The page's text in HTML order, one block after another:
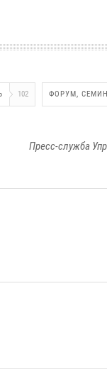
102 ФОРУМ,
Пресс-служба